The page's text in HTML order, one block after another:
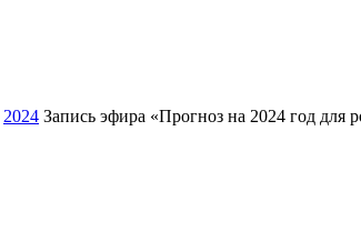
2024 Запись эфира «Прогноз на 2024 год для